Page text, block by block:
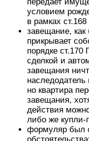
условием
в рамках
завещание, как
прикрывает
порядке
сделкой и
завещания
но квартира
завещания,
действия
либо же купли-
формуляр был